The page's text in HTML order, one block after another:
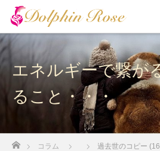
エネルギーで繋が
ること・・・
コラム 過去世のコピー